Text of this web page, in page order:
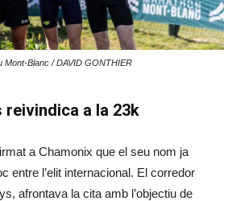
Mont-Blanc / DAVID GONTHIER
reivindica a la 23k
a Chamonix que el seu nom ja
entre l’elit internacional. El corredor
afrontava la cita amb l’objectiu de